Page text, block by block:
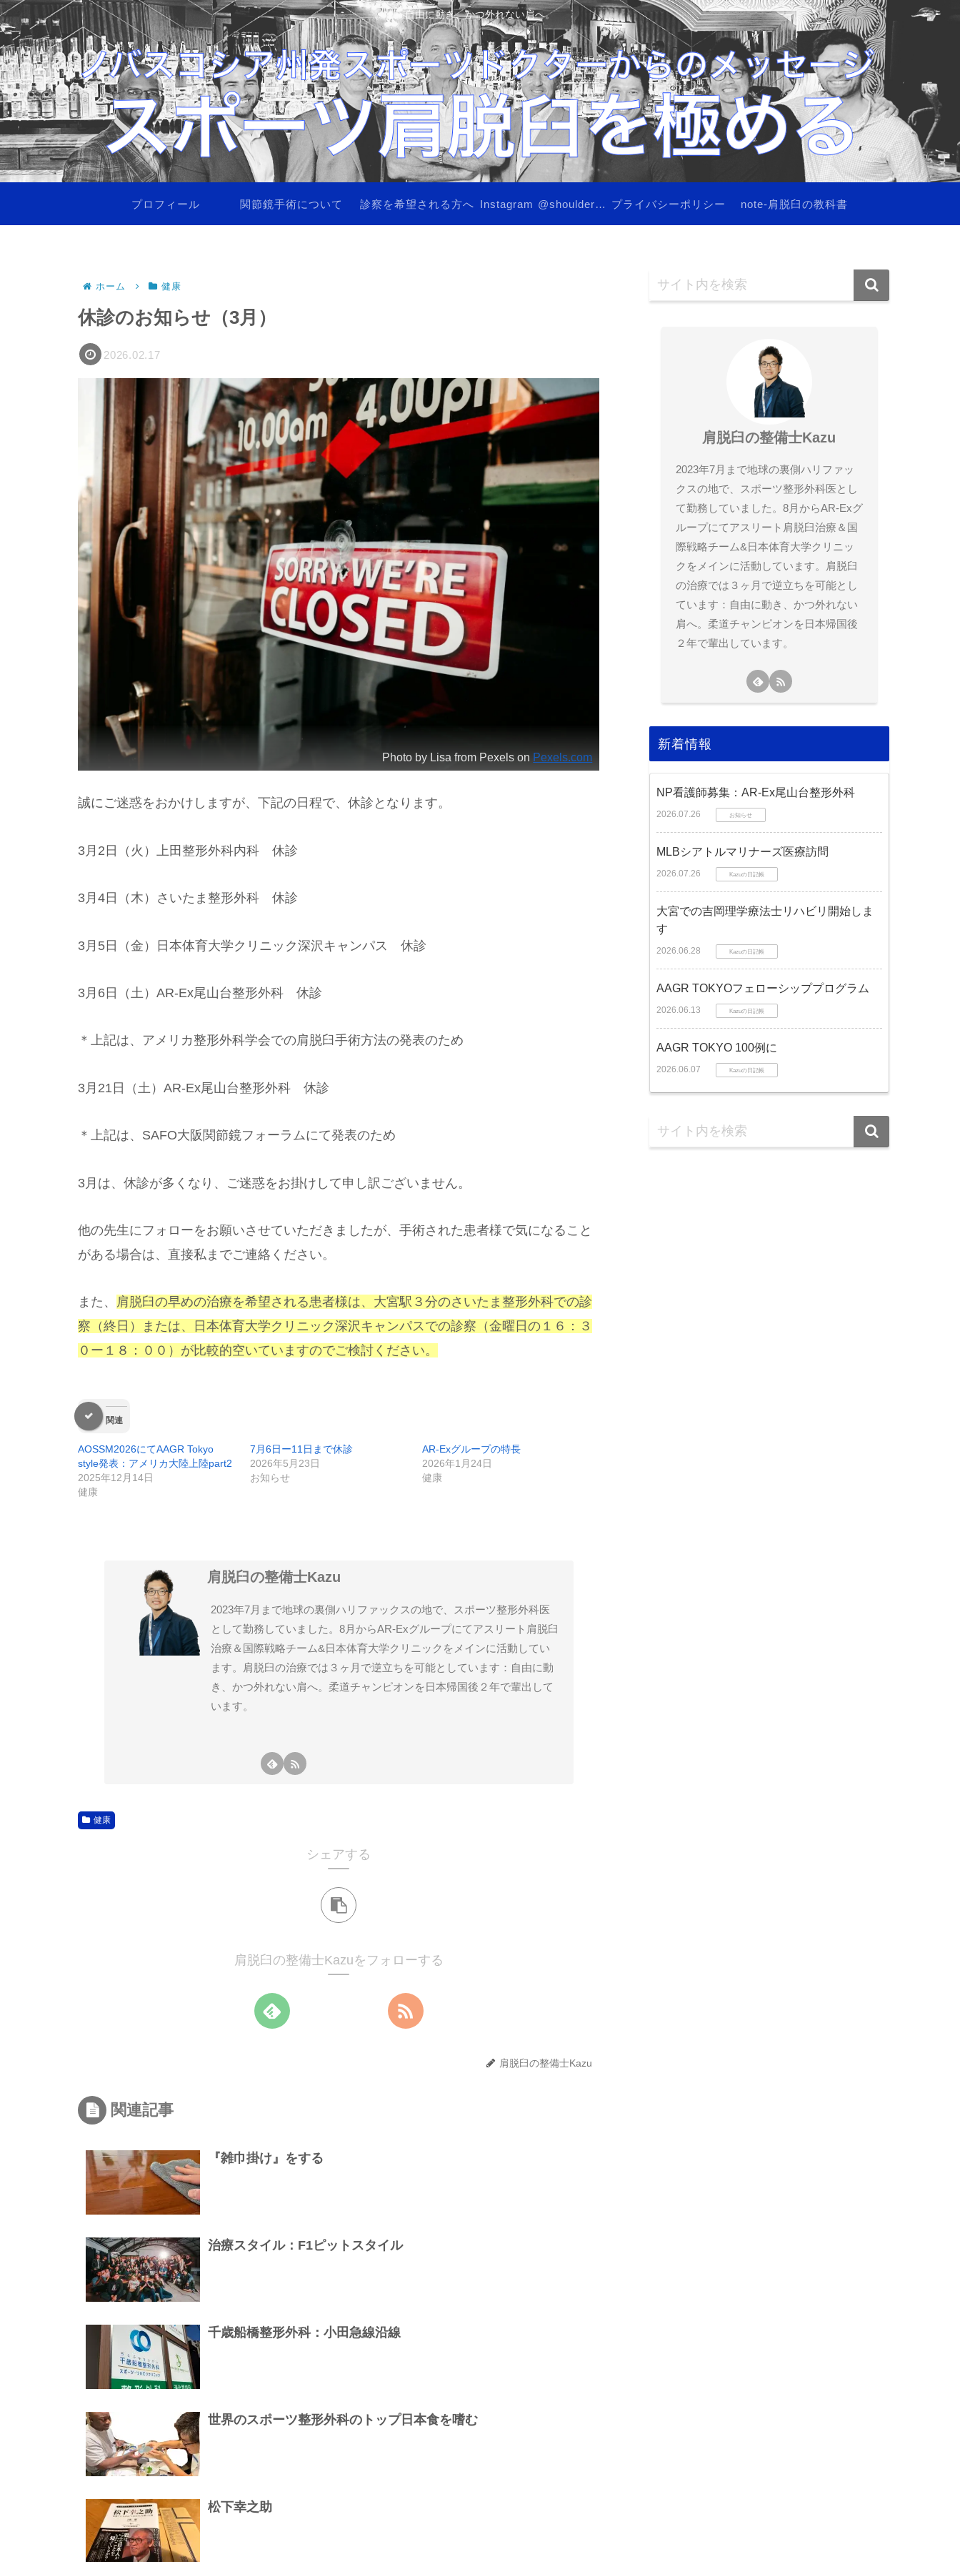
自由に動き、かつ外れない肩へ。
プロフィール 関節鏡手術について 診察を希望される方へ Instagram @shoulderinstability プライバシーポリシー note-肩脱臼の教科書
ホーム 健康
休診のお知らせ（3月）
2026.02.17
Photo by Lisa from Pexels on Pexels.com
誠にご迷惑をおかけしますが、下記の日程で、休診となります。
3月2日（火）上田整形外科内科 休診
3月4日（木）さいたま整形外科 休診
3月5日（金）日本体育大学クリニック深沢キャンパス 休診
3月6日（土）AR-Ex尾山台整形外科 休診
＊上記は、アメリカ整形外科学会での肩脱臼手術方法の発表のため
3月21日（土）AR-Ex尾山台整形外科 休診
＊上記は、SAFO大阪関節鏡フォーラムにて発表のため
3月は、休診が多くなり、ご迷惑をお掛けして申し訳ございません。
他の先生にフォローをお願いさせていただきましたが、手術された患者様で気になること
がある場合は、直接私までご連絡ください。
また、 肩脱臼の早めの治療を希望される患者様は、大宮駅３分のさいたま整形外科での診
察（終日 ）
または、日本体育大学クリニック深沢キャンパスでの診察（金曜日の１６：３
０ー１８：００）が比較的空いていますのでご検討ください。
関連
AOSSM2026にてAAGR Tokyo
style発表：アメリカ大陸上陸part2
2025年12月14日
健康
7月6日ー11日まで休診
2026年5月23日
お知らせ
AR-Exグループの特長
2026年1月24日
健康
肩脱臼の整備士Kazu
2023年7月まで地球の裏側ハリファックスの地で、スポーツ整形外科医
として勤務していました。8月からAR-Exグループにてアスリート肩脱臼
治療＆国際戦略チーム&日本体育大学クリニックをメインに活動してい
ます。肩脱臼の治療では３ヶ月で逆立ちを可能としています：自由に動
き、かつ外れない肩へ。柔道チャンピオンを日本帰国後２年で輩出して
います。
健康
シェアする
肩脱臼の整備士Kazuをフォローする
肩脱臼の整備士Kazu
関連記事
『雑巾掛け』をする
治療スタイル：F1ピットスタイル
千歳船橋整形外科：小田急線沿線
世界のスポーツ整形外科のトップ日本食を嗜む
松下幸之助
肩脱臼の整備士Kazu
2023年7月まで地球の裏側ハリファッ
クスの地で、スポーツ整形外科医とし
て勤務していました。8月からAR-Exグ
ループにてアスリート肩脱臼治療＆国
際戦略チーム&日本体育大学クリニッ
クをメインに活動しています。肩脱臼
の治療では３ヶ月で逆立ちを可能とし
ています：自由に動き、かつ外れない
肩へ。柔道チャンピオンを日本帰国後
２年で輩出しています。
新着情報
NP看護師募集：AR-Ex尾山台整形外科
2026.07.26 お知らせ
MLBシアトルマリナーズ医療訪問
2026.07.26 Kazuの日記帳
大宮での吉岡理学療法士リハビリ開始しま
す
2026.06.28 Kazuの日記帳
AAGR TOKYOフェローシッププログラム
2026.06.13 Kazuの日記帳
AAGR TOKYO 100例に
2026.06.07 Kazuの日記帳